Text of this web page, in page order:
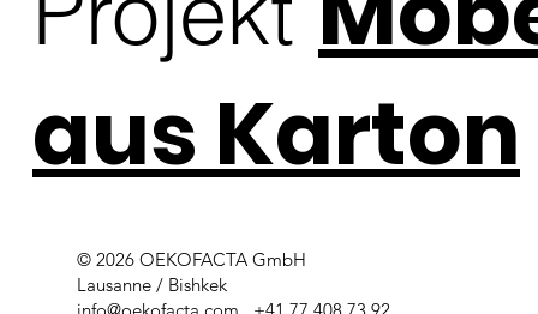
aus Karton
© 2026 OEKOFACTA GmbH
Lausanne / Bishkek